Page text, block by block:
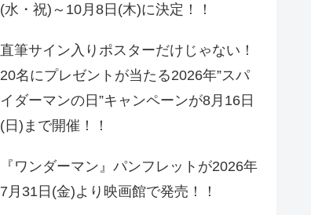
(水・祝)～10月8日(木)に決定！！
直筆サイン入りポスターだけじゃない！
20名にプレゼントが当たる2026年”スパ
イダーマンの日”キャンペーンが8月16日
(日)まで開催！！
『ワンダーマン』パンフレットが2026年
7月31日(金)より映画館で発売！！